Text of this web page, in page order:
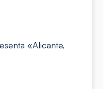
«Alicante,